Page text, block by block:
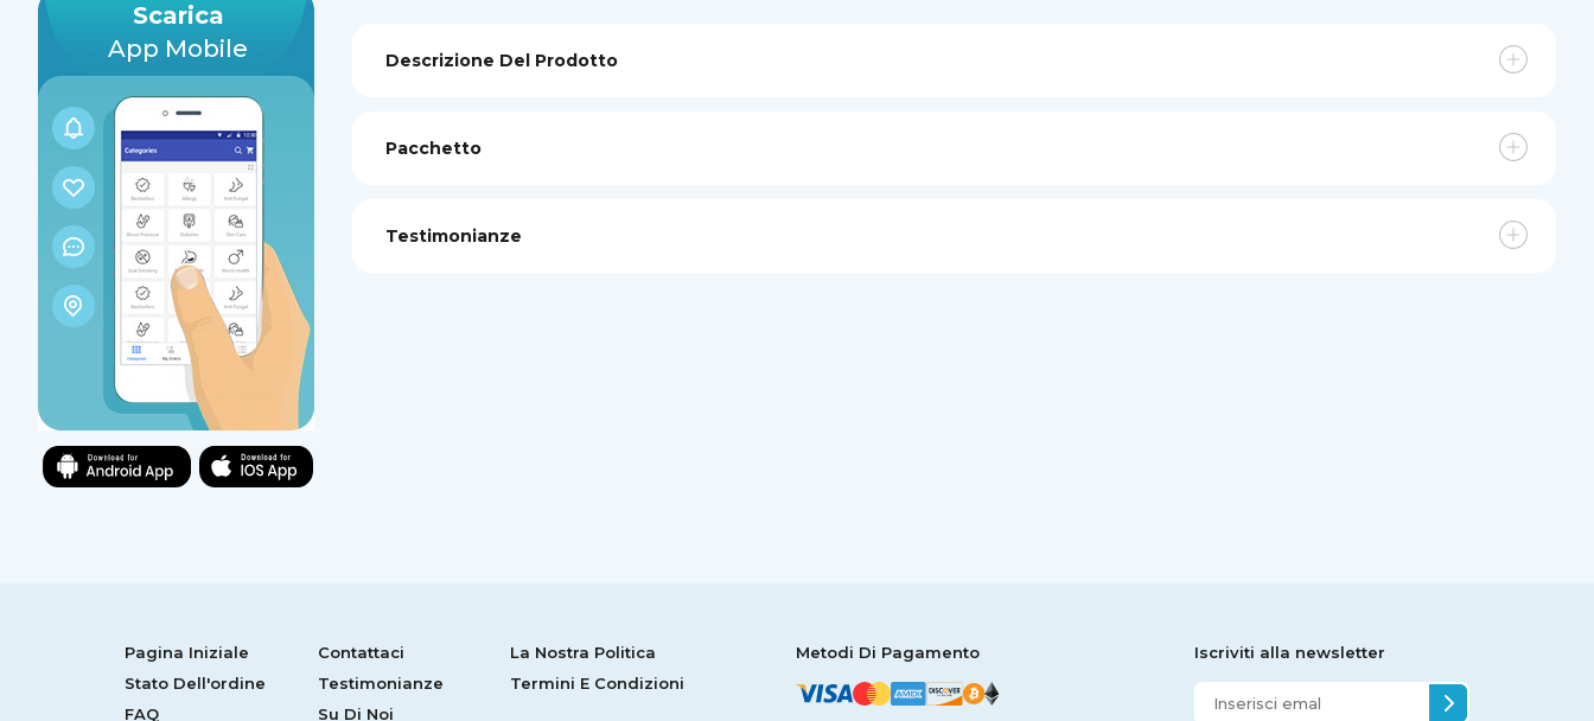
Scarica
App Mobile
Descrizione Del Prodotto
Pacchetto
Testimonianze
Pagina Iniziale Contattaci
La Nostra Politica
Stato Dell'ordine
Testimonianze
Termini E Condizioni
FAQ
Su Di Noi
Metodi Di Pagamento Iscriviti alla newsletter